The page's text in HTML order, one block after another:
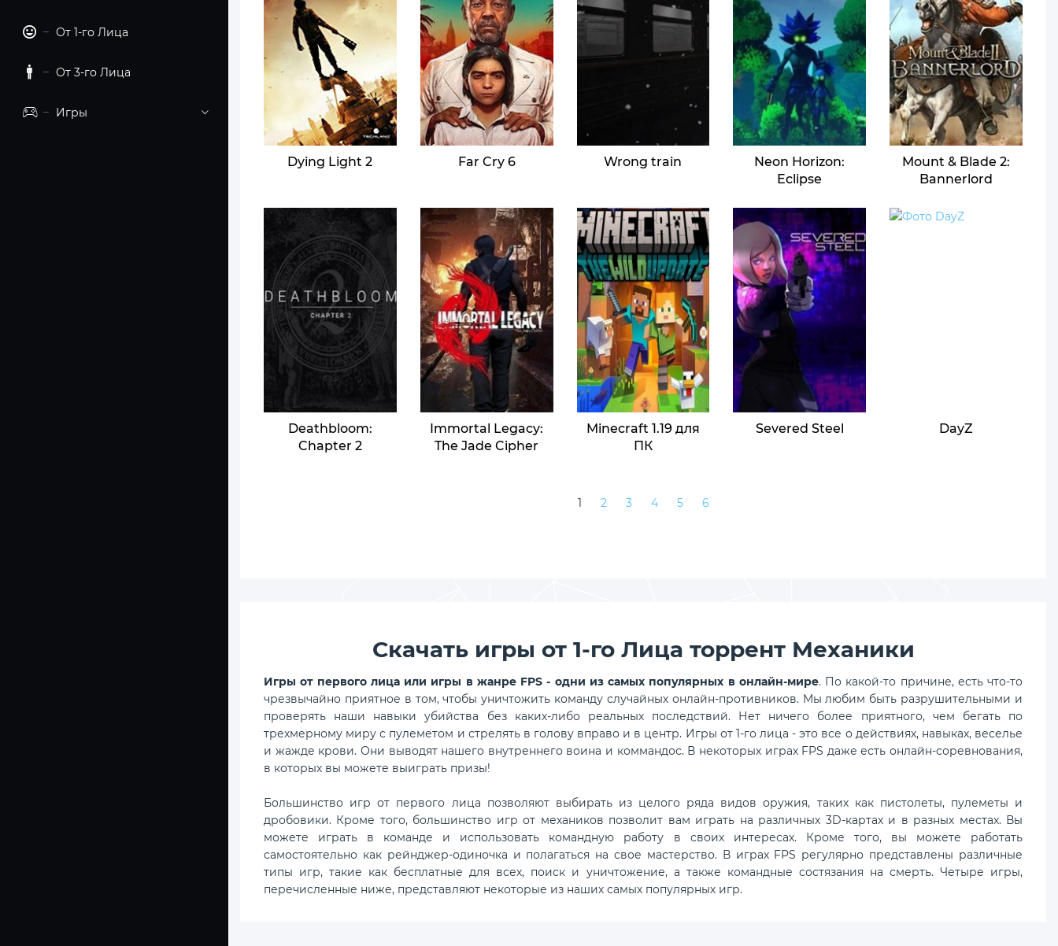
От 1-го Лица
От 3-го Лица
Игры
Dying Light 2 Far Cry 6 Wrong train
Neon Horizon:
Eclipse
Mount & Blade 2:
Bannerlord
Deathbloom:
Chapter 2
Immortal Legacy:
The Jade Cipher
Minecraft 1.19 для
ПК
Severed Steel DayZ
1 2 3 4 5 6
Скачать игры от 1-го Лица торрент Механики
Игры от первого лица или игры в жанре FPS - одни из самых популярных в онлайн-мире. По какой-то причине, есть что-то
чрезвычайно приятное в том, чтобы уничтожить команду случайных онлайн-противников. Мы любим быть разрушительными и
проверять наши навыки убийства без каких-либо реальных последствий. Нет ничего более приятного, чем бегать по
трехмерному миру с пулеметом и стрелять в голову вправо и в центр. Игры от 1-го лица - это все о действиях, навыках, веселье
и жажде крови. Они выводят нашего внутреннего воина и коммандос. В некоторых играх FPS даже есть онлайн-соревнования,
в которых вы можете выиграть призы!
Большинство игр от первого лица позволяют выбирать из целого ряда видов оружия, таких как пистолеты, пулеметы и
дробовики. Кроме того, большинство игр от механиков позволит вам играть на различных 3D-картах и ​​в разных местах. Вы
можете играть в команде и использовать командную работу в своих интересах. Кроме того, вы можете работать
самостоятельно как рейнджер-одиночка и полагаться на свое мастерство. В играх FPS регулярно представлены различные
типы игр, такие как бесплатные для всех, поиск и уничтожение, а также командные состязания на смерть. Четыре игры,
перечисленные ниже, представляют некоторые из наших самых популярных игр.